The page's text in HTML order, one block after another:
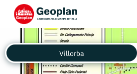
Villorba